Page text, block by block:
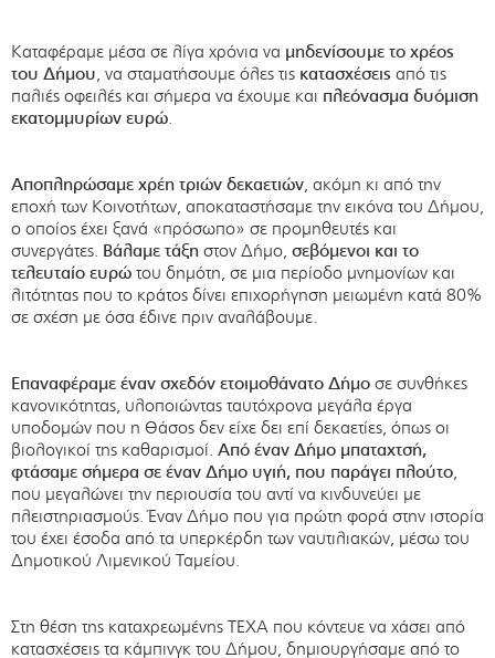
Καταφέραμε μέσα σε λίγα χρόνια να μηδενίσουμε το χρέος
του Δήμου, να σταματήσουμε όλες τις κατασχέσεις από τις
παλιές οφειλές και σήμερα να έχουμε και πλεόνασμα δυόμιση
εκατομμυρίων ευρώ.
Αποπληρώσαμε χρέη τριών δεκαετιών, ακόμη κι από την
εποχή των Κοινοτήτων, αποκαταστήσαμε την εικόνα του Δήμου,
ο οποίος έχει ξανά «πρόσωπο» σε προμηθευτές και
συνεργάτες. Βάλαμε τάξη στον Δήμο, σεβόμενοι και το
τελευταίο ευρώ του δημότη, σε μια περίοδο μνημονίων και
λιτότητας που το κράτος δίνει επιχορήγηση μειωμένη κατά 80%
σε σχέση με όσα έδινε πριν αναλάβουμε.
Επαναφέραμε έναν σχεδόν ετοιμοθάνατο Δήμο σε συνθήκες
κανονικότητας, υλοποιώντας ταυτόχρονα μεγάλα έργα
υποδομών που η Θάσος δεν είχε δει επί δεκαετίες, όπως οι
βιολογικοί της καθαρισμοί. Από έναν Δήμο μπαταχτσή,
φτάσαμε σήμερα σε έναν Δήμο υγιή, που παράγει πλούτο,
που μεγαλώνει την περιουσία του αντί να κινδυνεύει με
πλειστηριασμούς. Έναν Δήμο που για πρώτη φορά στην ιστορία
του έχει έσοδα από τα υπερκέρδη των ναυτιλιακών, μέσω του
Δημοτικού Λιμενικού Ταμείου.
Στη θέση της καταχρεωμένης ΤΕΧΑ που κόντευε να χάσει από
κατασχέσεις τα κάμπινγκ του Δήμου, δημιουργήσαμε από το